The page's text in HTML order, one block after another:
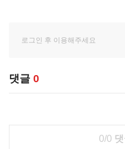
댓글 0
0/0